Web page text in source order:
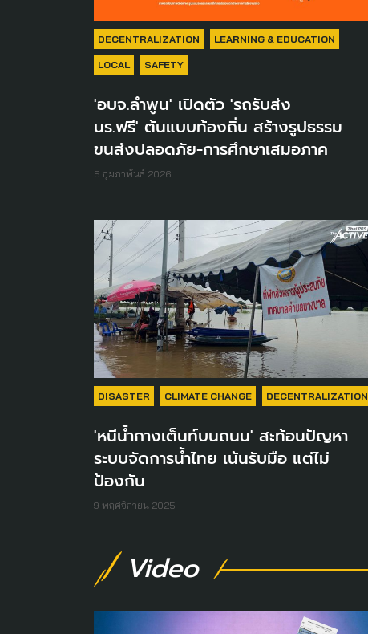
DECENTRALIZATION LEARNING & EDUCATION
LOCAL SAFETY
'อบจ.ลำพูน' เปิดตัว 'รถรับส่ง
นร.ฟรี' ต้นแบบท้องถิ่น สร้างรูปธรรม
ขนส่งปลอดภัย-การศึกษาเสมอภาค
5 กุมภาพันธ์ 2026
DISASTER CLIMATE CHANGE DECENTRALIZATION
'หนีน้ำกางเต็นท์บนถนน' สะท้อนปัญหา
ระบบจัดการน้ำไทย เน้นรับมือ แต่ไม่
ป้องกัน
9 พฤศจิกายน 2025
Video